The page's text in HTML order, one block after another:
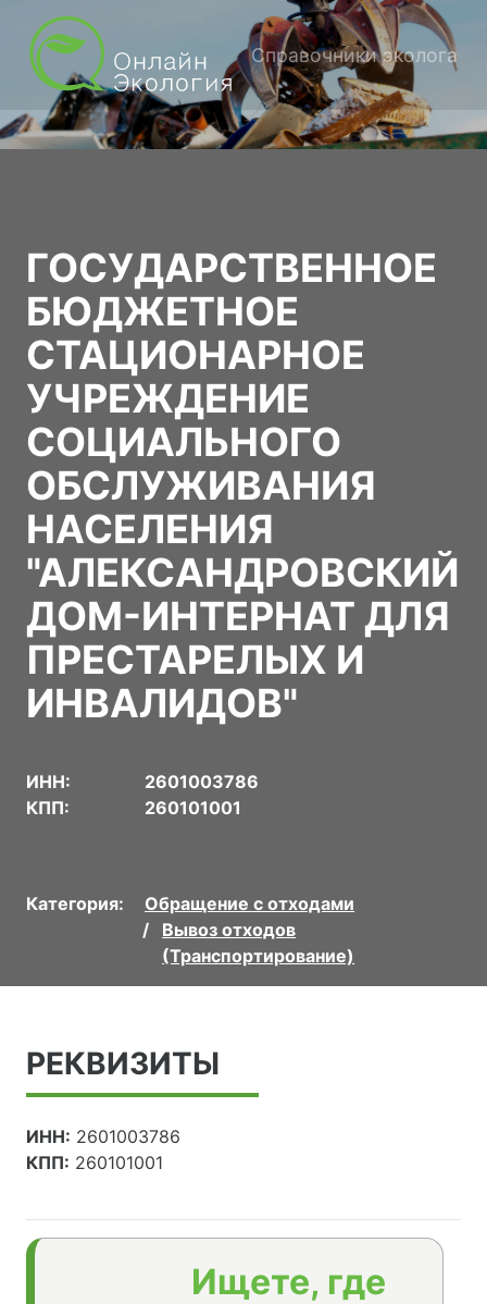
Справочники эколога
ГОСУДАРСТВЕННОЕ
БЮДЖЕТНОЕ
СТАЦИОНАРНОЕ
УЧРЕЖДЕНИЕ
СОЦИАЛЬНОГО
ОБСЛУЖИВАНИЯ
НАСЕЛЕНИЯ
"АЛЕКСАНДРОВСКИЙ
ДОМ-ИНТЕРНАТ ДЛЯ
ПРЕСТАРЕЛЫХ И
ИНВАЛИДОВ"
ИНН:
2601003786
КПП:
260101001
Категория:
Обращение с отходами
Вывоз отходов
(Транспортирование)
РЕКВИЗИТЫ
ИНН: 2601003786
КПП: 260101001
Ищете, где